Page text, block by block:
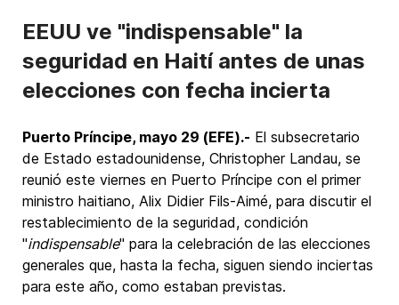
EEUU ve "indispensable" la
seguridad en Haití antes de unas
elecciones con fecha incierta
Puerto Príncipe, mayo 29 (EFE).- El subsecretario
de Estado estadounidense, Christopher Landau, se
reunió este viernes en Puerto Príncipe con el primer
ministro haitiano, Alix Didier Fils-Aimé, para discutir el
restablecimiento de la seguridad, condición
"indispensable" para la celebración de las elecciones
generales que, hasta la fecha, siguen siendo inciertas
para este año, como estaban previstas.